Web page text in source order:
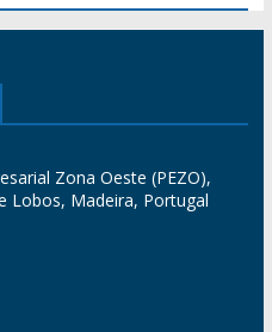
Zona Oeste (PEZO),
Lobos, Madeira, Portugal